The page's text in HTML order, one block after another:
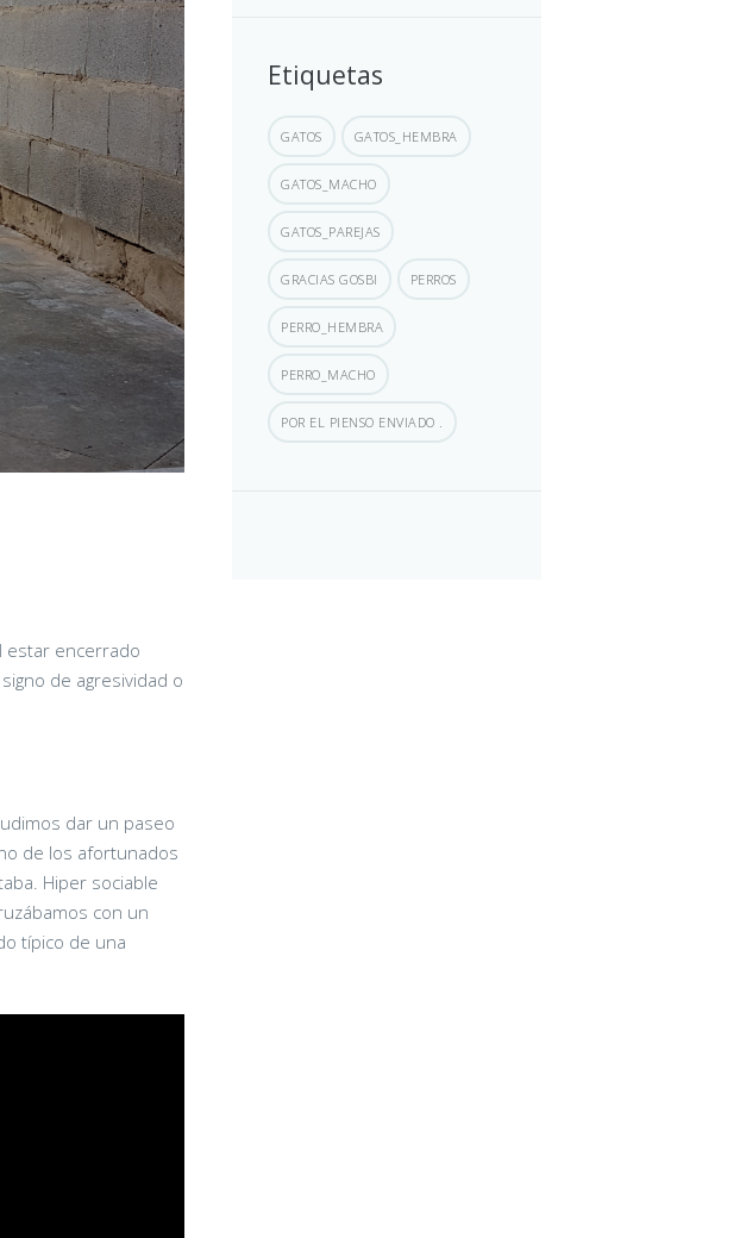
estar encerrado
de agresividad o
dar un paseo
de los afortunados
Hiper sociable
con un
típico de una
Etiquetas
GATOS GATOS_HEMBRA
GATOS_MACHO
GATOS_PAREJAS
GRACIAS GOSBI PERROS
PERRO_HEMBRA
PERRO_MACHO
POR EL PIENSO ENVIADO .